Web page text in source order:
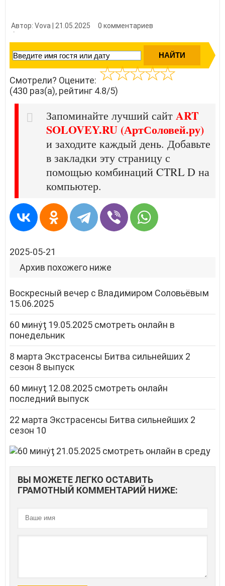
Автор: Vova | 21.05.2025
0 комментариев
Смотрели? Оцените:
(430 раз(а), рейтинг 4.8/5)
Запоминайте лучший сайт ART
SOLOVEY.RU (АртСоловей.ру)
и заходите каждый день. Добавьте
в закладки эту страницу с
помощью комбинаций CTRL D на
компьютер.
2025-05-21
Архив похожего ниже
Воскресный вечер с Владимиром Соловьёвым
15.06.2025
60 минẏƫ 19.05.2025 смотреть онлайн в
понедельник
8 марта Экстрасенсы Битва сильнейших 2
сезон 8 выпуск
60 минуƫ 12.08.2025 смотреть онлайн
последний выпуск
22 марта Экстрасенсы Битва сильнейших 2
сезон 10
ВЫ МОЖЕТЕ ЛЕГКО ОСТАВИТЬ
ГРАМОТНЫЙ КОММЕНТАРИЙ НИЖЕ: